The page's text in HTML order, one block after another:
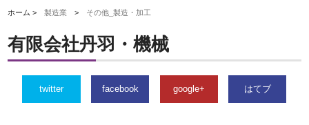
ホーム >製造業 > その他_製造・加工
有限会社丹羽・機械
twitter facebook google+ はてブ